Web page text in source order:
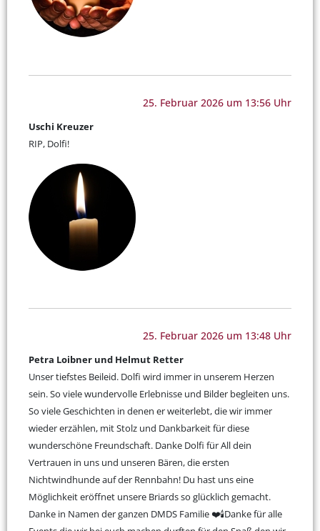
25. Februar 2026 um 13:56 Uhr
Uschi Kreuzer
RIP, Dolfi!
25. Februar 2026 um 13:48 Uhr
Petra Loibner und Helmut Retter
Unser tiefstes Beileid. Dolfi wird immer in unserem Herzen
sein. So viele wundervolle Erlebnisse und Bilder begleiten uns.
So viele Geschichten in denen er weiterlebt, die wir immer
wieder erzählen, mit Stolz und Dankbarkeit für diese
wunderschöne Freundschaft. Danke Dolfi für All dein
Vertrauen in uns und unseren Bären, die ersten
Nichtwindhunde auf der Rennbahn! Du hast uns eine
Möglichkeit eröffnet unsere Briards so glücklich gemacht.
Danke in Namen der ganzen DMDS Familie ❤️🕯Danke für alle